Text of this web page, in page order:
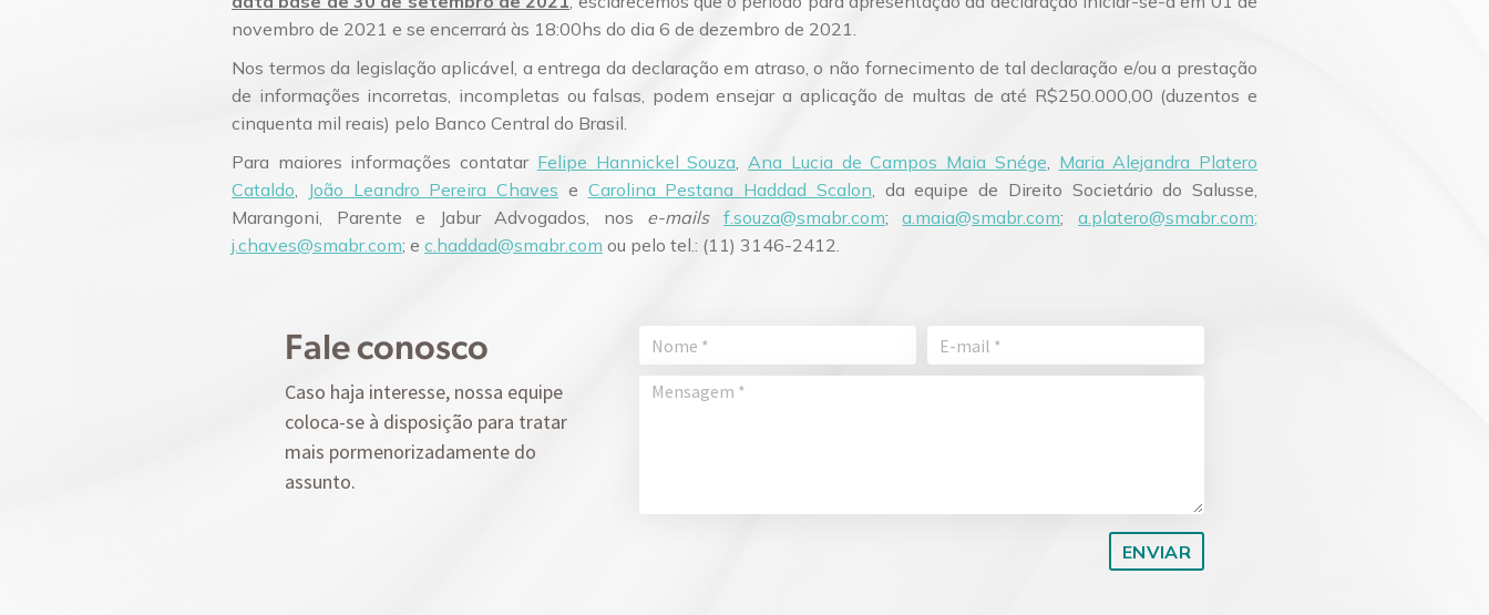
novembro de 2021 e se encerrará às 18:00hs do dia 6 de dezembro de 2021.
Nos termos da legislação aplicável, a entrega da declaração em atraso, o não fornecimento de tal declaração e/ou a prestação
de informações incorretas, incompletas ou falsas, podem ensejar a aplicação de multas de até R$250.000,00 (duzentos e
cinquenta mil reais) pelo Banco Central do Brasil.
Para maiores informações contatar Felipe Hannickel Souza,Ana Lucia de Campos Maia Snége, Maria Alejandra Platero
Cataldo, João Leandro Pereira Chaves e Carolina Pestana Haddad Scalon, da equipe de Direito Societário do Salusse,
Marangoni, Parente e Jabur Advogados, nos e-mails f.souza@smabr.com;a.maia@smabr.com;a.platero@smabr.com;
j.chaves@smabr.com; e c.haddad@smabr.com ou pelo tel.: (11) 3146-2412.
Fale conosco
Caso haja interesse, nossa equipe
coloca-se à disposição para tratar
mais pormenorizadamente do
assunto.